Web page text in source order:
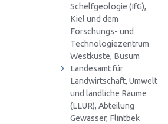
Schelfgeologie (IfG),
Kiel und dem
Forschungs- und
Technologiezentrum
Westküste, Büsum
Landesamt für
Landwirtschaft, Umwelt
und ländliche Räume
(LLUR), Abteilung
Gewässer, Flintbek